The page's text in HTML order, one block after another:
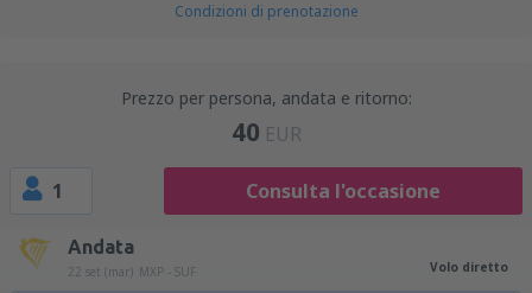
Condizioni di prenotazione
Prezzo per persona, andata e ritorno:
40 EUR
1 Consulta l'occasione
Andata
22 set (mar) MXP - SUF Volo diretto